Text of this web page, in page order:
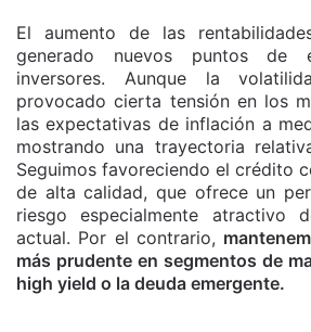
El aumento de las
generado nuevos puntos de
inversores. Aunque la
provocado cierta tensión en los
las expectativas de inflación a
mostrando una trayectoria
Seguimos favoreciendo el crédito
de alta calidad, que ofrece un
riesgo especialmente atractivo
actual. Por el contrario,
más prudente en segmentos de
high yield o la deuda emergente.